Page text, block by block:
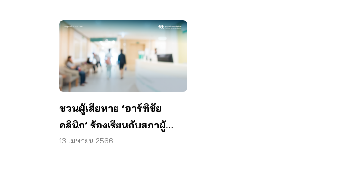
ชวนผู้เสียหาย ‘อาร์ฑิชัย
คลินิก’ ร้องเรียนกับสภาผู้
บริโภค หลังใช้บริการที่คลินิก
13 เมษายน 2566